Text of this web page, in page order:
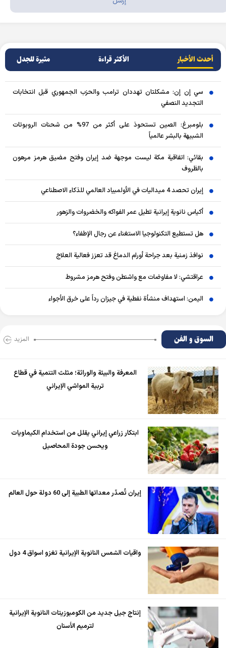
أحدث الأخبار الأکثر قراءة مثيرة للجدل
سي إن إن: مشكلتان تهددان ترامب والحزب الجمهوري قبل انتخابات
التجديد النصفي
بلومبرغ: الصين تستحوذ على أكثر من 97% من شحنات الروبوتات
الشبيهة بالبشر عالمياً
بقائي: اتفاقية مكة ليست موجهة ضد إيران وفتح مضيق هرمز مرهون
بالظروف
إيران تحصد 4 ميداليات في الأولمبياد العالمي للذكاء الاصطناعي
أكياس نانوية إيرانية تطيل عمر الفواكه والخضروات والزهور
هل تستطيع التكنولوجيا الاستغناء عن رجال الإطفاء؟
نوافذ زمنية بعد جراحة أورام الدماغ قد تعزز فعالية العلاج
عراقتشي: لا مفاوضات مع واشنطن وفتح هرمز مشروط
اليمن: استهداف منشأة نفطية في جيزان رداً على خرق الأجواء
السوق و الفن المزید
المعرفة والبيئة والوراثة؛ مثلث التنمية في قطاع
تربية المواشي الإيراني
ابتكار زراعي إيراني يقلل من استخدام الكيماويات
ويحسن جودة المحاصيل
إيران تُصدّر معداتها الطبية إلى 60 دولة حول العالم
واقيات الشمس النانوية الإيرانية تغزو اسواق 4 دول
إنتاج جيل جديد من الكومبوزيتات النانوية الإيرانية
لترميم الأسنان